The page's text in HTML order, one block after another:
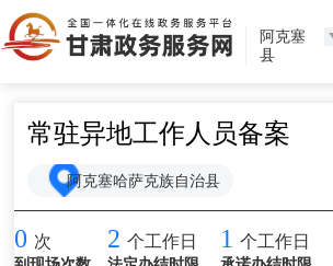
阿克塞
县
常驻异地工作人员备案
阿克塞哈萨克族自治县
0 次 2 个工作日 1 个工作日